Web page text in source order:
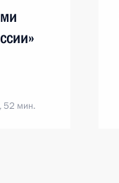
52 мин.